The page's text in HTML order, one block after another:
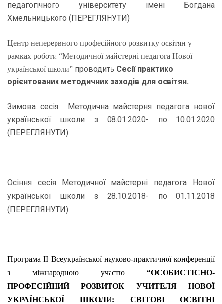
педагогічного університету імені Богдана
Хмельницького (ПЕРЕГЛЯНУТИ)
Центр неперервного професійного розвитку освітян у
рамках роботи “Методичної майстерні педагога Нової
української школи” проводить Сесії практико
орієнтованих методичних заходів для освітян.
Зимова сесія Методична майстерня педагога нової
української школи з 08.01.2020- по 10.01.2020
(ПЕРЕГЛЯНУТИ)
Осіння сесія Методичної майстерні педагога Нової
української школи з 28.10.2018- по 01.11.2018
(ПЕРЕГЛЯНУТИ)
Програма ІІ Всеукраїнської науково-практичної конференції
з міжнародною участю “ОСОБИСТІСНО-
ПРОФЕСІЙНИЙ РОЗВИТОК УЧИТЕЛЯ НОВОЇ
УКРАЇНСЬКОЇ ШКОЛИ: СВІТОВІ ОСВІТНІ